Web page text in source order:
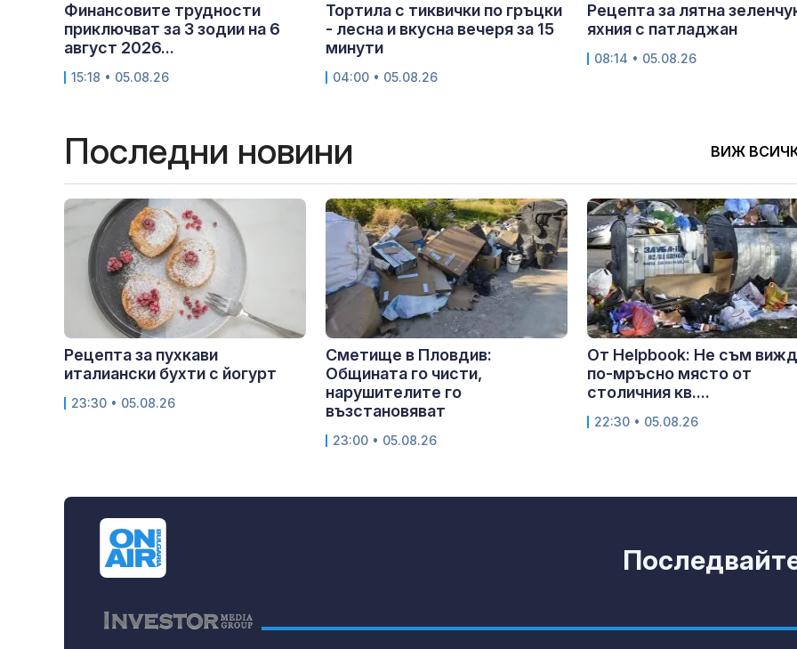
Финансовите трудности
приключват за 3 зодии на 6
август 2026...
15:18 • 05.08.26
Тортила с тиквички по гръцки
- лесна и вкусна вечеря за 15
минути
04:00 • 05.08.26
Рецепта за лятна
яхния с патладжан
08:14 • 05.08.26
Последни новини ВИЖ
Рецепта за пухкави
италиански бухти с йогурт
23:30 • 05.08.26
Сметище в Пловдив:
Общината го чисти,
нарушителите го
възстановяват
23:00 • 05.08.26
От Helpbook: Не съм
по-мръсно място от
столичния кв....
22:30 • 05.08.26